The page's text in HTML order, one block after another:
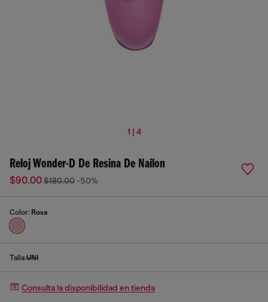
1 | 4
Reloj Wonder-D De Resina De Nailon
$90.00$180.00 -50%
Color: Rosa
Talla:UNI
Consulta la disponibilidad en tienda